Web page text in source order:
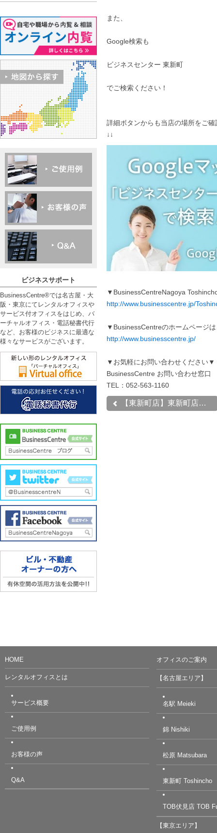
また、
Google検索も
ビジネスセンター 東新町
でご検索ください！
詳細ボタンからも当店の場所をご
↓↓
▼BusinessCentreNagoya
http://www.businesscentre.jp/
▼BusinessCentreのホームページ
http://www.businesscentre.jp/
▼お気軽にお問い合わせください▼
BusinessCentre お問い合わせ窓口
TEL：052-563-1160
【東新町店】東新町店 6...
ビジネスサポート
BusinessCentre®では名古屋・大
阪・東京にてレンタルオフィスや
サービス付オフィスをはじめ、バ
ーチャルオフィス・電話秘書代行
など、お客様のビジネスに最適な
様々なサービスがございます。
HOME
レンタルオフィスとは
サービス概要
ご使用例
お客様の声
Q&A
オフィスのご案内
【名古屋エリア】
名駅 Meieki
錦 Nishiki
松原 Matsubara
東新町 Toshincho
TOB伏見店 TOB
【東京エリア】